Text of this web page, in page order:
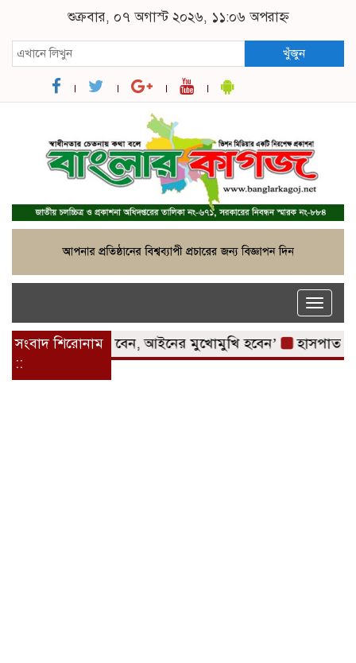
শুক্রবার, ০৭ অগাস্ট ২০২৬, ১১:০৬ অপরাহ্ন
খুঁজুন
Toggle
সংবাদ শিরোনাম
::
ডিসেম্বরেই আসবেন, আইনের মুখোমুখি হবেন’